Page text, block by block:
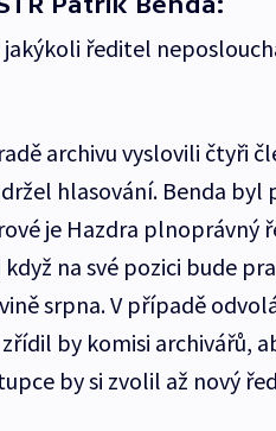
ředitel
archivu vyslovili čtyři
hlasování. Benda
je Hazdra plnoprávný
na své pozici bude
srpna. V případě
by komisi archivářů,
by si zvolil až nový